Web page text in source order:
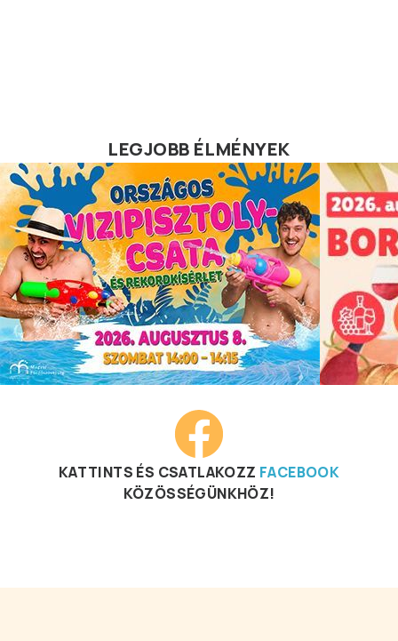
LEGJOBB ÉLMÉNYEK
KATTINTS ÉS CSATLAKOZZ FACEBOOK
KÖZÖSSÉGÜNKHÖZ!